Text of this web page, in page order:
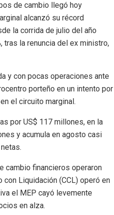
de cambio llegó hoy
alcanzó su récord
la corrida de julio del año
tras la renuncia del ex ministro,
y con pocas operaciones ante
porteño en un intento por
el circuito marginal.
por US$ 117 millones, en la
y acumula en agosto casi
cambio financieros operaron
Liquidación (CCL) operó en
el MEP cayó levemente
en alza.